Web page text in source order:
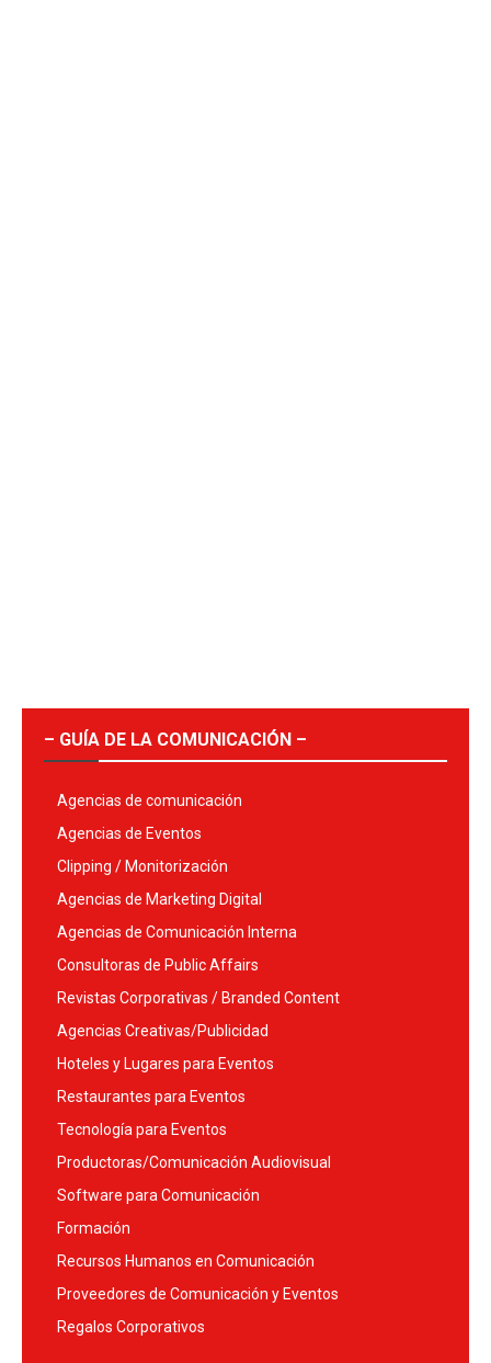
– GUÍA DE LA COMUNICACIÓN –
Agencias de comunicación
Agencias de Eventos
Clipping / Monitorización
Agencias de Marketing Digital
Agencias de Comunicación Interna
Consultoras de Public Affairs
Revistas Corporativas / Branded Content
Agencias Creativas/Publicidad
Hoteles y Lugares para Eventos
Restaurantes para Eventos
Tecnología para Eventos
Productoras/Comunicación Audiovisual
Software para Comunicación
Formación
Recursos Humanos en Comunicación
Proveedores de Comunicación y Eventos
Regalos Corporativos